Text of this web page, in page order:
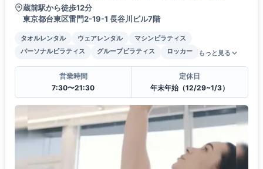
蔵前駅から徒歩12分
東京都台東区雷門2-19-1 長谷川ビル7階
タオルレンタル ウェアレンタル
マシンピラティス
パーソナルピラティス
グループピラティス ロッカー もっと見る
営業時間
7:30〜21:30
定休日
年末年始（12/29~1/3）